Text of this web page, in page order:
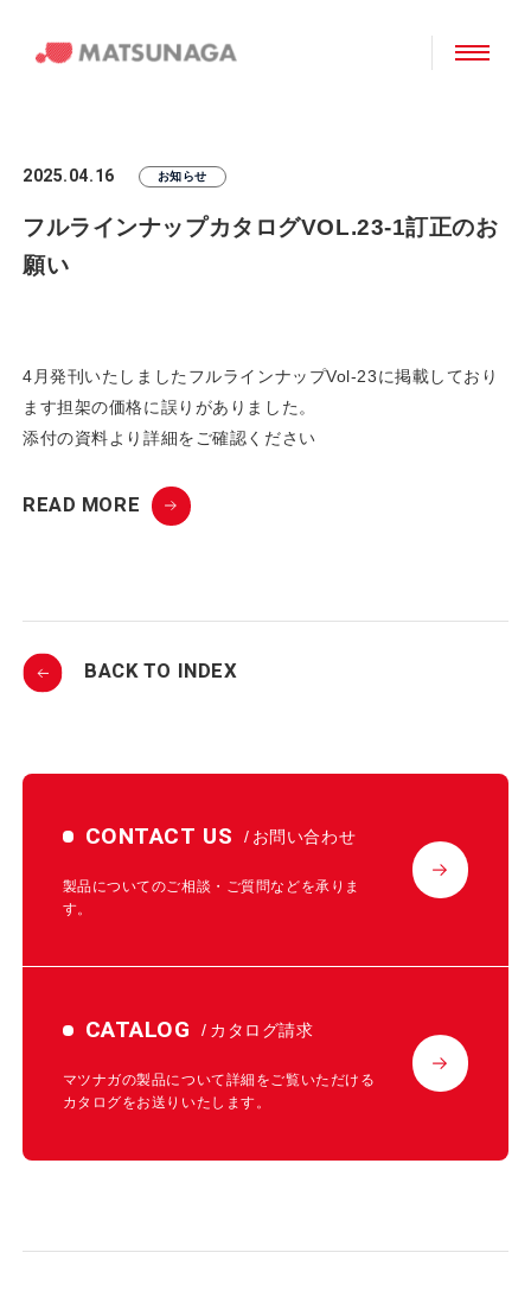
2025.04.16 お知らせ
フルラインナップカタログVOL.23-1訂正のお
願い
4月発刊いたしましたフルラインナップVol-23に掲載しており
ます担架の価格に誤りがありました。
添付の資料より詳細をご確認ください
READ MORE
BACK TO INDEX
CONTACT US お問い合わせ
製品についてのご相談・ご質問などを承りま
す。
CATALOG カタログ請求
マツナガの製品について詳細をご覧いただける
カタログをお送りいたします。